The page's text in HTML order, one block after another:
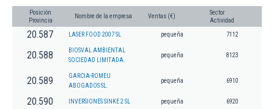
Posición
Provincia
Nombre de la empresa Ventas (€)
Sector
Actividad
20.587 LASER FOOD 2007 SL pequeña 7112
20.588
BIOSVAL AMBIENTAL
SOCIEDAD LIMITADA.
pequeña 8123
20.589
GARCIA-ROMEU
ABOGADOS SL.
pequeña 6910
20.590 INVERSIONES SINKE 2 SL pequeña 6920